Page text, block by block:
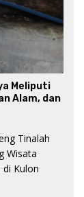
Meliputi
Alam, dan